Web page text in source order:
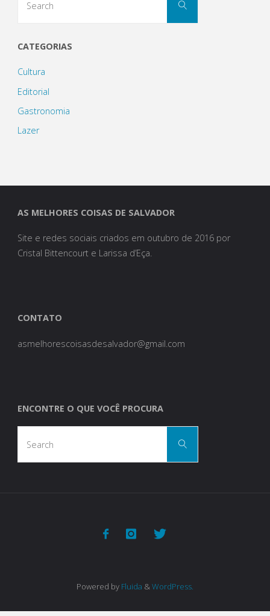
Search
CATEGORIAS
Cultura
Editorial
Gastronomia
Lazer
AS MELHORES COISAS DE SALVADOR
Site e redes sociais criados em outubro de 2016 por
Cristal Bittencourt e Larissa d’Eça.
CONTATO
asmelhorescoisasdesalvador@gmail.com
ENCONTRE O QUE VOCÊ PROCURA
Search
Powered by Fluida &WordPress.